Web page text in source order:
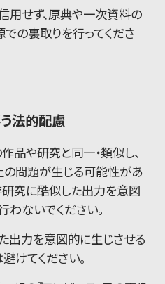
用せず、原典や一次資料の
の裏取りを行ってくださ
法的配慮
品や研究と同一・類似し、
問題が生じる可能性があ
研究に酷似した出力を意図
ないでください。
出力を意図的に生じさせる
けてください。